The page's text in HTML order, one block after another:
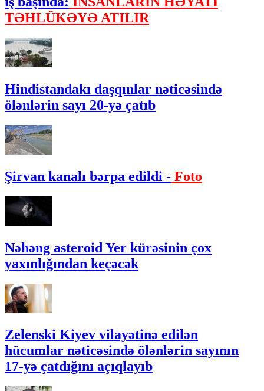
TƏHLÜKƏYƏ ATILIR
Hindistandakı daşqınlar nəticəsində
ölənlərin sayı 20-yə çatıb
Şirvan kanalı bərpa edildi - Foto
Nəhəng asteroid Yer kürəsinin çox
yaxınlığından keçəcək
Zelenski Kiyev vilayətinə edilən
hücumlar nəticəsində ölənlərin sayının
17-yə çatdığını açıqlayıb